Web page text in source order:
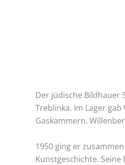
Der jüdische Bildhauer
Treblinka. Im Lager
Gaskammern.
1950 ging er
Kunstgeschichte.